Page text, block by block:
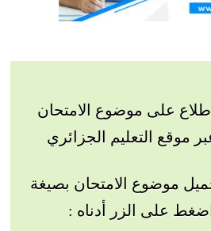
على موضوع الامتحان
موقع التعليم الجزائري
موضوع الامتحان بصيغة
على الزر أدناه :